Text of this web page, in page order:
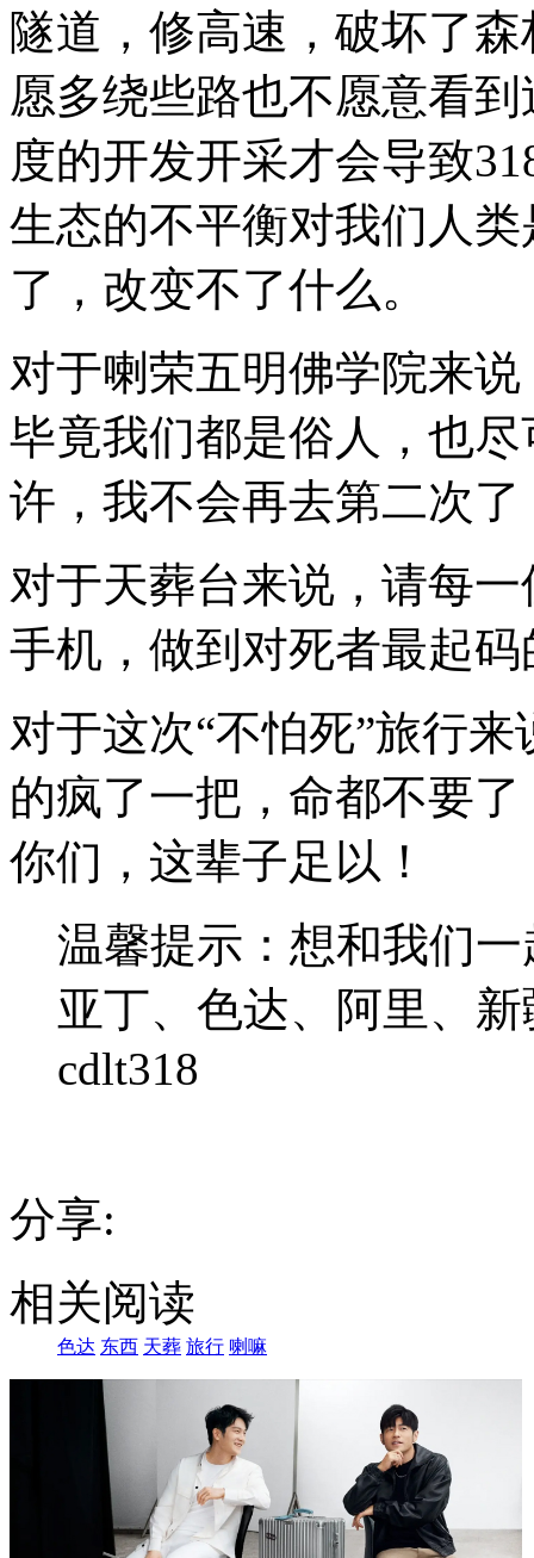
隧道，修高速，破坏了
愿多绕些路也不愿意看
度的开发开采才会导致
生态的不平衡对我们人
了，改变不了什么。
对于喇荣五明佛学院来
毕竟我们都是俗人，也
许，我不会再去第二次
对于天葬台来说，请每
手机，做到对死者最起
对于这次“不怕死”旅行
的疯了一把，命都不要
你们，这辈子足以！
温馨提示：想和我们
亚丁、色达、阿里、
cdlt318
分享:
相关阅读
色达 东西 天葬 旅行 喇嘛